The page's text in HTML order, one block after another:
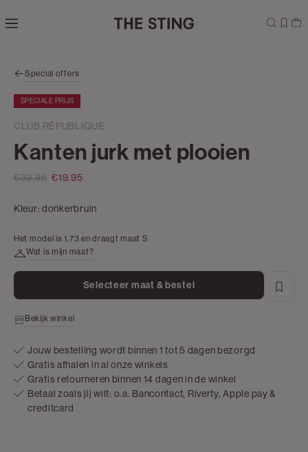
direct naar
zoekbalk
Navigeer
direct
naar de
Special offers
SPECIALE PRIJS
CLUB RÉPUBLIQUE
Kanten jurk met plooien
€39.95 €19.95
Kleur:donkerbruin
Het model is 1.73 en draagt maat S
Wat is mijn maat?
Selecteer maat & bestel
Bekijk winkel
Jouw bestelling wordt binnen 1 tot 5 dagen bezorgd
Gratis afhalen in al onze winkels
Gratis retourneren binnen 14 dagen in de winkel
Betaal zoals jij wilt: o.a. Bancontact, Riverty, Apple pay &
creditcard